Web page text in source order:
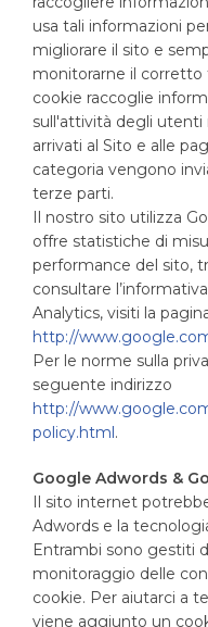
usa tali informazioni
migliorare il sito e
monitorarne il
cookie raccoglie
sull'attività degli utenti
arrivati al Sito e alle
categoria vengono
terze parti.
Il nostro sito utilizza
offre statistiche di
performance del sito,
consultare
Analytics, visiti la
http://
Per le norme sulla
seguente indirizzo
http://
policy.html.
Google Adwords &
Il sito internet
Adwords e la
Entrambi sono gestiti
monitoraggio delle
cookie. Per aiutarci a
viene aggiunto un